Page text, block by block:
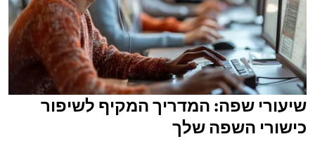
שיעורי שפה: המדריך המקיף לשיפור
כישורי השפה שלך